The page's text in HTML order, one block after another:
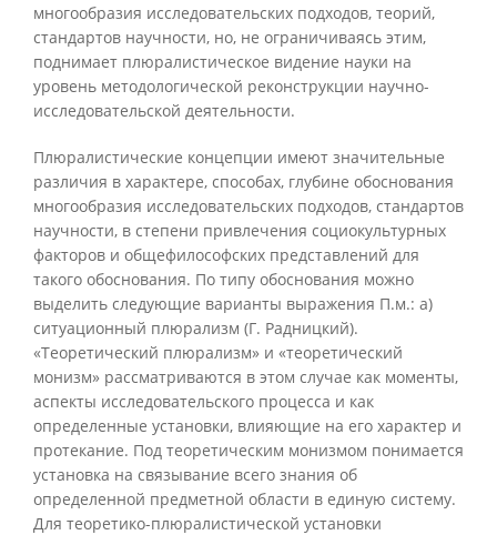
многообразия исследовательских подходов, теорий,
стандартов научности, но, не ограничиваясь этим,
поднимает плюралистическое видение науки на
уровень методологической реконструкции научно-
исследовательской деятельности.
Плюралистические концепции имеют значительные
различия в характере, способах, глубине обоснования
многообразия исследовательских подходов, стандартов
научности, в степени привлечения социокультурных
факторов и общефилософских представлений для
такого обоснования. По типу обоснования можно
выделить следующие варианты выражения П.м.: а)
ситуационный плюрализм (Г. Радницкий).
«Теоретический плюрализм» и «теоретический
монизм» рассматриваются в этом случае как моменты,
аспекты исследовательского процесса и как
определенные установки, влияющие на его характер и
протекание. Под теоретическим монизмом понимается
установка на связывание всего знания об
определенной предметной области в единую систему.
Для теоретико-плюралистической установки